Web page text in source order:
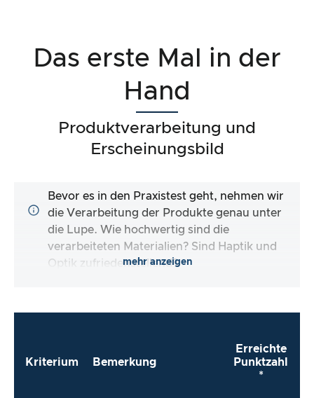
Das erste Mal in der
Hand
Produktverarbeitung und
Erscheinungsbild
Bevor es in den Praxistest geht, nehmen wir
die Verarbeitung der Produkte genau unter
die Lupe. Wie hochwertig sind die
verarbeiteten Materialien? Sind Haptik und
Optik zufriedenstellend?
mehr anzeigen
Kriterium Bemerkung
Erreichte
Punktzahl
*